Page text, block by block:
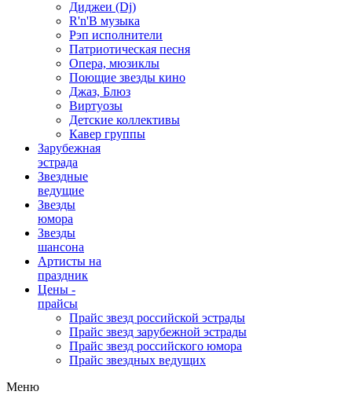
Диджеи (Dj)
R'n'B музыка
Рэп исполнители
Патриотическая песня
Опера, мюзиклы
Поющие звезды кино
Джаз, Блюз
Виртуозы
Детские коллективы
Кавер группы
Зарубежная
эстрада
Звездные
ведущие
Звезды
юмора
Звезды
шансона
Артисты на
праздник
Цены -
прайсы
Прайс звезд российской эстрады
Прайс звезд зарубежной эстрады
Прайс звезд российского юмора
Прайс звездных ведущих
Меню